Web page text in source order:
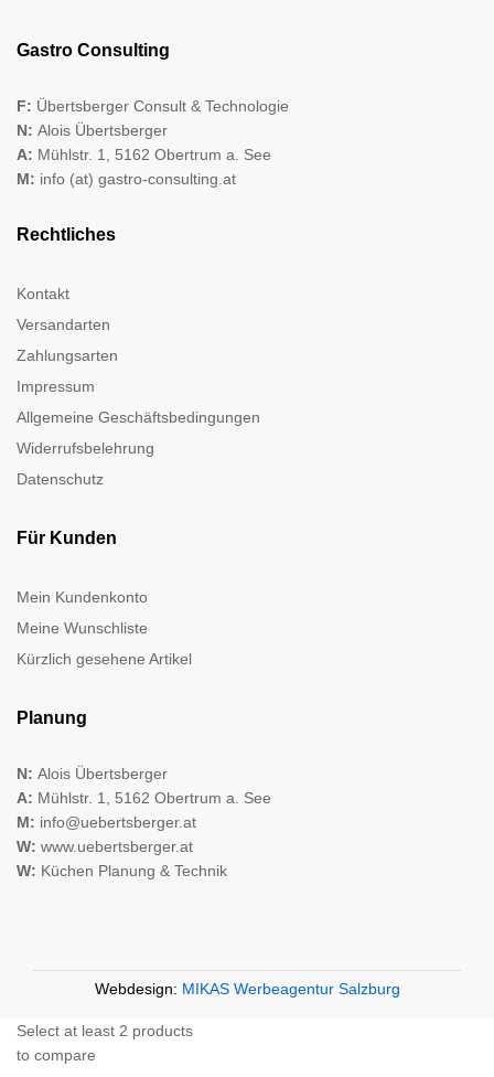
Gastro Consulting
F: Übertsberger Consult & Technologie
N: Alois Übertsberger
A: Mühlstr. 1, 5162 Obertrum a. See
M: info (at) gastro-consulting.at
Rechtliches
Kontakt
Versandarten
Zahlungsarten
Impressum
Allgemeine Geschäftsbedingungen
Widerrufsbelehrung
Datenschutz
Für Kunden
Mein Kundenkonto
Meine Wunschliste
Kürzlich gesehene Artikel
Planung
N: Alois Übertsberger
A: Mühlstr. 1, 5162 Obertrum a. See
M: info@uebertsberger.at
W: www.uebertsberger.at
W: Küchen Planung & Technik
Webdesign: MIKAS Werbeagentur Salzburg
Select at least 2 products
to compare